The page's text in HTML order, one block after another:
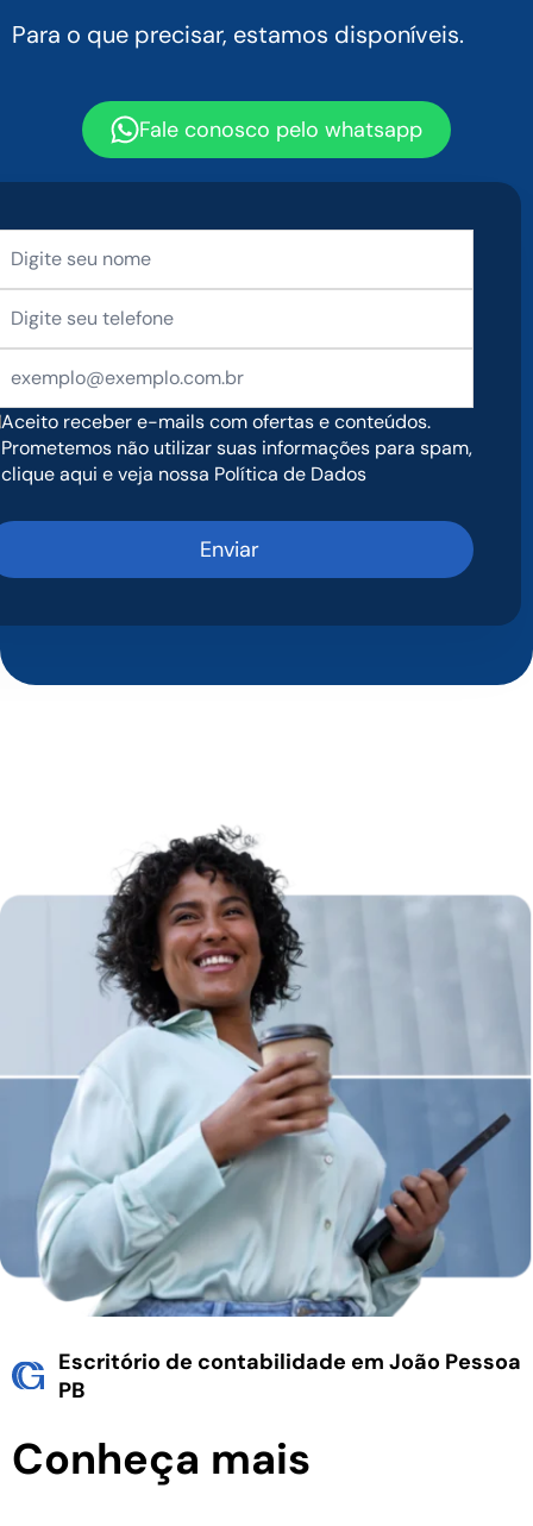
Para o que precisar, estamos disponíveis.
Fale conosco pelo whatsapp
Aceito receber e-mails com ofertas e conteúdos.
Prometemos não utilizar suas informações para spam,
clique aqui e veja nossa Política de Dados
Escritório de contabilidade em João Pessoa
PB
Conheça mais